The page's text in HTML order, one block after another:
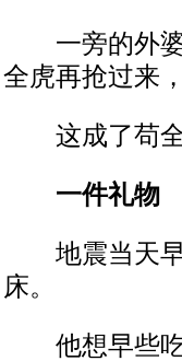
一旁的外婆
全虎再抢过来
这成了苟全
一件礼物
地震当天早
床。
他想早些吃